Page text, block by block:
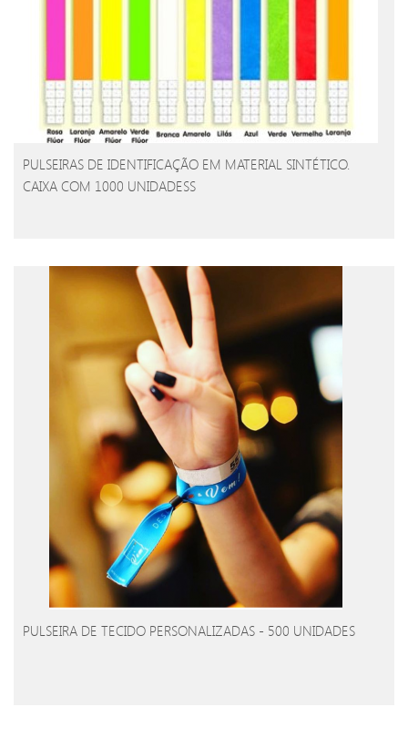
PULSEIRAS DE IDENTIFICAÇÃO EM MATERIAL SINTÉTICO.
CAIXA COM 1000 UNIDADESS
PULSEIRA DE TECIDO PERSONALIZADAS - 500 UNIDADES